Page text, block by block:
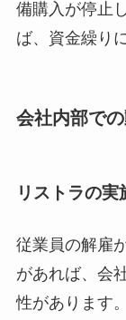
備購入が停止
ば、資金繰り
会社内部で
リストラの実
従業員の解雇
があれば、会
性があります。